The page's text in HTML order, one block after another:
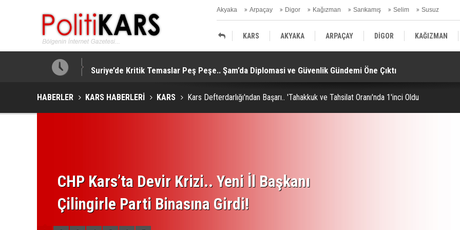
Akyaka Arpaçay Digor Kağızman Sarıkamış Selim Susuz
Kars Gündem
KARS AKYAKA ARPAÇAY DİGOR KAĞIZMAN
SELİM SUSUZ KARS GÜNDEM
Suriye’de Kritik Temaslar Peş Peşe.. Şam’da Diplomasi ve Güvenlik Gündemi Öne Çıktı!
HABERLER KARS HABERLERİ KARS Kars Defterdarlığı'ndan Başarı.. 'Tahakkuk ve Tahsilat Oranı'nda 1'inci Oldu
CHP Kars’ta Devir Krizi.. Yeni İl Başkanı
Çilingirle Parti Binasına Girdi!